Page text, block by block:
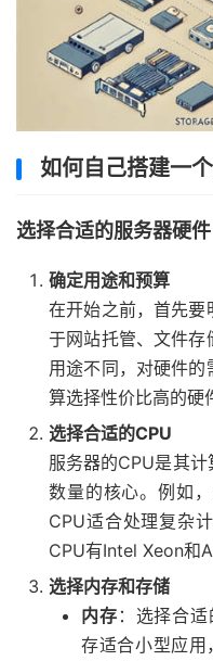
如何自己搭建一
选择合适的服务器硬件
确定用途和预算
在开始之前，首先要
于网站托管、文件存
用途不同，对硬件
算选择性价比高的硬
选择合适的CPU
服务器的CPU是其
数量的核心。例如
CPU适合处理复杂
CPU有Intel Xeon和
选择内存和存储
内存 ：选择合
存适合小型应用